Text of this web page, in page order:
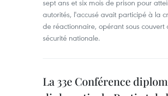
sept ans et six mois de prison pour
autorités, l'accusé avait participé à la
de réactionnaire, opérant sous
sécurité nationale.
La 33e Conférence